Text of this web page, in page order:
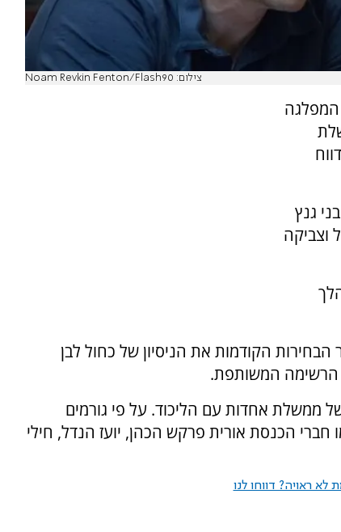
צילום: Noam Revkin Fenton/Flash90
המפלגה
גנץ
וצביקה
הבחירות הקודמות את הניסיון של כחול לבן
הרשימה המשותפת.
ממשלת אחדות עם הליכוד. על פי גורמים
חברי הכנסת אורית פרקש הכהן, יועז הנדל, חילי
ראויה? דווחו לנו